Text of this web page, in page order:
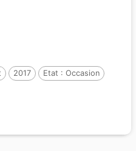
2017 Etat : Occasion